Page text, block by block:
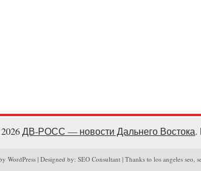
ДВ-РОСС — новости Дальнего Востока.
WordPress | Designed by: SEO Consultant | Thanks to los angeles seo,